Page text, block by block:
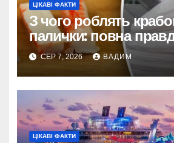
ЦІКАВІ ФАКТИ
З чого роблять
палички: повна
склад і виробництво
СЕР 7, 2026 ВАДИМ
ЦІКАВІ ФАКТИ